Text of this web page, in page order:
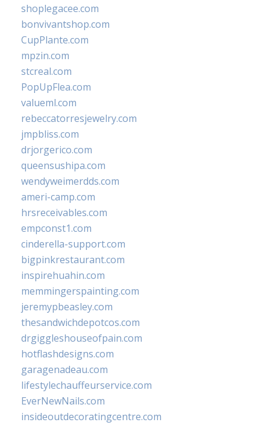
shoplegacee.com
bonvivantshop.com
CupPlante.com
mpzin.com
stcreal.com
PopUpFlea.com
valueml.com
rebeccatorresjewelry.com
jmpbliss.com
drjorgerico.com
queensushipa.com
wendyweimerdds.com
ameri-camp.com
hrsreceivables.com
empconst1.com
cinderella-support.com
bigpinkrestaurant.com
inspirehuahin.com
memmingerspainting.com
jeremypbeasley.com
thesandwichdepotcos.com
drgiggleshouseofpain.com
hotflashdesigns.com
garagenadeau.com
lifestylechauffeurservice.com
EverNewNails.com
insideoutdecoratingcentre.com